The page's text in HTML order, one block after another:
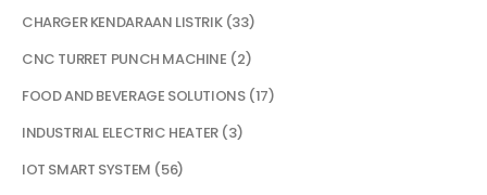
CHARGER KENDARAAN LISTRIK 33
CNC TURRET PUNCH MACHINE 2
FOOD AND BEVERAGE SOLUTIONS 17
INDUSTRIAL ELECTRIC HEATER 3
IOT SMART SYSTEM 56